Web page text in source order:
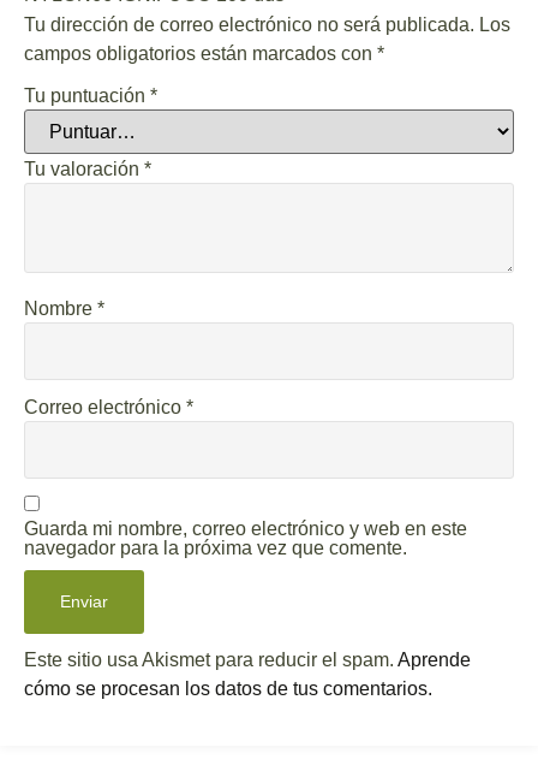
Tu dirección de correo electrónico no será publicada. Los
campos obligatorios están marcados con *
Tu puntuación *
Tu valoración *
Nombre *
Correo electrónico *
Guarda mi nombre, correo electrónico y web en este
navegador para la próxima vez que comente.
Este sitio usa Akismet para reducir el spam. Aprende
cómo se procesan los datos de tus comentarios.